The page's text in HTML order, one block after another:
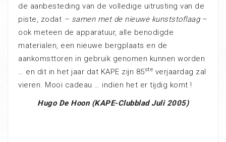
de aanbesteding van de volledige uitrusting van de
piste, zodat – samen met de nieuwe kunststoflaag–
ook meteen de apparatuur, alle benodigde
materialen, een nieuwe bergplaats en de
aankomsttoren in gebruik genomen kunnen worden
… en dit in het jaar dat KAPE zijn 85ste verjaardag zal
vieren. Mooi cadeau … indien het er tijdig komt !
Hugo De Hoon (KAPE-Clubblad Juli 2005)